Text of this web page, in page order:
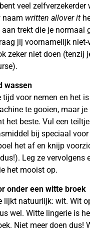
veel zelfverzekerder
naam written allover it
aan trekt die je normaal
jij voornamelijk
zeker niet doen (tenzij
wassen
tijd voor nemen en het
te gooien, maar
het beste. Vul een
bij speciaal
het af en knijp
Leg ze vervolgens
het mooist op.
onder een witte broek
lijkt natuurlijk: wit. Wit
wel. Witte lingerie is
Niet meer doen dus!